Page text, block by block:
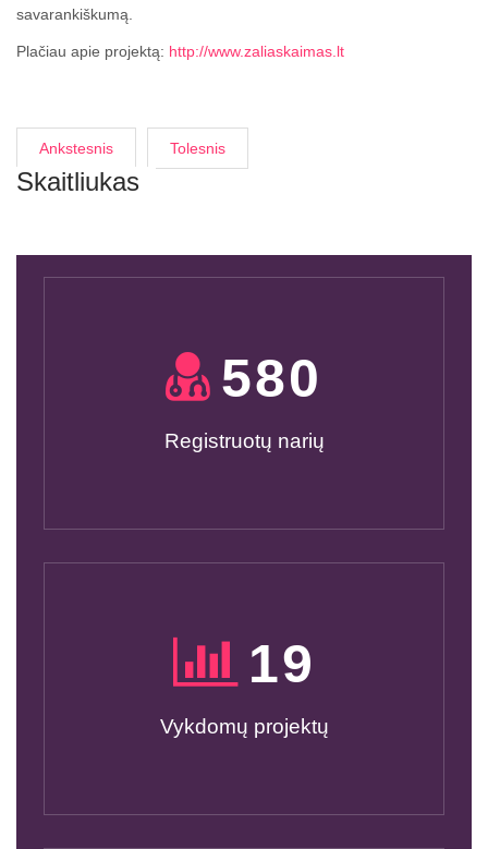
savarankiškumą.
Plačiau apie projektą: http://www.zaliaskaimas.lt
Ankstesnis Tolesnis
Skaitliukas
600
Registruotų narių
20
Vykdomų projektų